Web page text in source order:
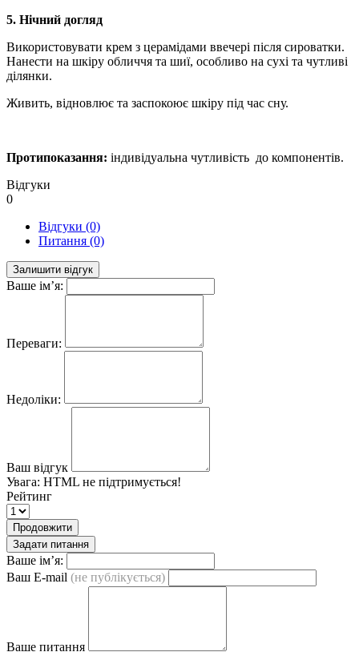
5. Нічний догляд
Використовувати крем з церамідами ввечері після сироватки.
Нанести на шкіру обличчя та шиї, особливо на сухі та чутливі
ділянки.
Живить, відновлює та заспокоює шкіру під час сну.
Протипоказання: індивідуальна чутливість до компонентів.
Відгуки
0
Відгуки (0)
Питання (0)
Залишити відгук
Ваше ім’я:
Переваги:
Недоліки:
Ваш відгук
Увага: HTML не підтримується!
Рейтинг
Продовжити
Задати питання
Ваше ім’я:
Ваш E-mail (не публікується)
Ваше питання